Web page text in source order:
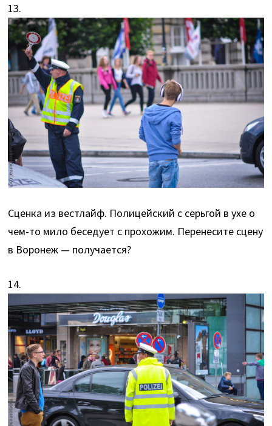
13.
Сценка из вестлайф. Полицейский с серьгой в ухе о
чем-то мило беседует с прохожим. Перенесите сцену
в Воронеж — получается?
14.